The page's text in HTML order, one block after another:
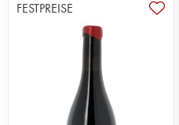
FESTPREISE